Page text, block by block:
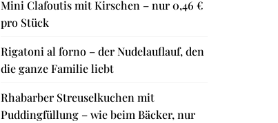
Mini Clafoutis mit Kirschen – nur 0,46 €
pro Stück
Rigatoni al forno – der Nudelauflauf, den
die ganze Familie liebt
Rhabarber Streuselkuchen mit
Puddingfüllung – wie beim Bäcker, nur